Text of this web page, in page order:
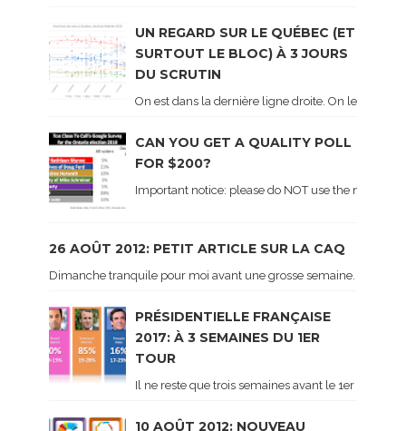
UN REGARD SUR LE QUÉBEC (ET
SURTOUT LE BLOC) À 3 JOURS
DU SCRUTIN
On est dans la dernière ligne droite. On le sait
CAN YOU GET A QUALITY POLL
FOR $200?
Important notice: please do NOT use the
26 AOÛT 2012: PETIT ARTICLE SUR LA CAQ
Dimanche tranquile pour moi avant une grosse semaine. Voici
PRÉSIDENTIELLE FRANÇAISE
2017: À 3 SEMAINES DU 1ER
TOUR
Il ne reste que trois semaines avant le 1er tour de
10 AOÛT 2012: NOUVEAU